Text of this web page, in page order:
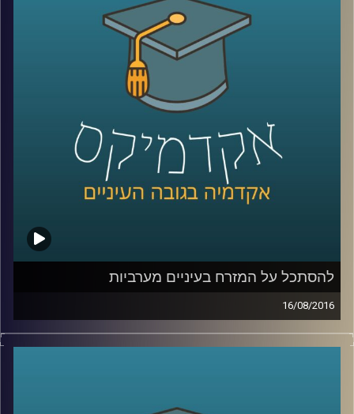
שמערבות ממשקי מוח ומחשב עם מציאות
מדומה יכולות להועיל בסוגיות רפואיות, קיום
מחקרי מעבדה מדויקים הרבה יותר ויתרונות
קרדיט תמונות: AudioVersity
להסתכל על המזרח בעיניים מערביות
16/08/2016
השעה הבינתחומית נודדת אל נופים היסטוריים.
במדיום הצילום. על תיעוד האוריינט בעיניים